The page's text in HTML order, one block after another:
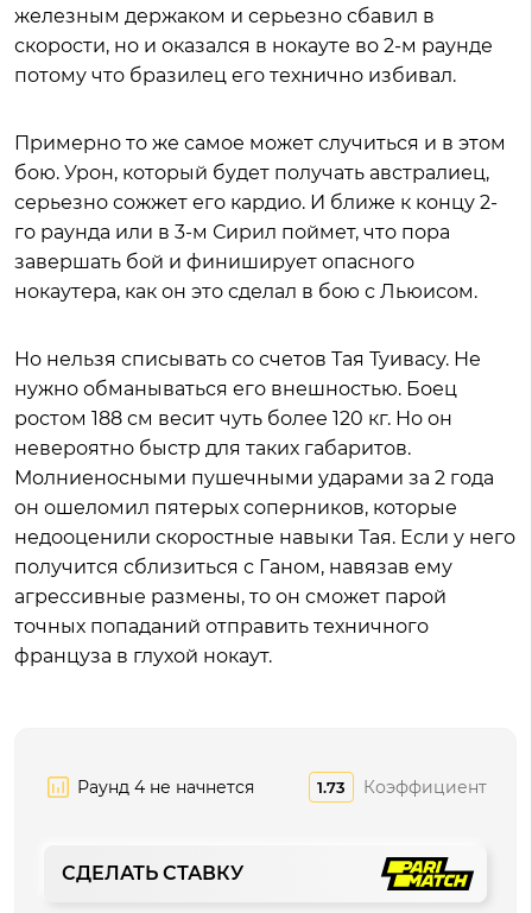
железным держаком и серьезно сбавил в
скорости, но и оказался в нокауте во 2-м раунде
потому что бразилец его технично избивал.
Примерно то же самое может случиться и в этом
бою. Урон, который будет получать австралиец,
серьезно сожжет его кардио. И ближе к концу 2-
го раунда или в 3-м Сирил поймет, что пора
завершать бой и финиширует опасного
нокаутера, как он это сделал в бою с Льюисом.
Но нельзя списывать со счетов Тая Туивасу. Не
нужно обманываться его внешностью. Боец
ростом 188 см весит чуть более 120 кг. Но он
невероятно быстр для таких габаритов.
Молниеносными пушечными ударами за 2 года
он ошеломил пятерых соперников, которые
недооценили скоростные навыки Тая. Если у него
получится сблизиться с Ганом, навязав ему
агрессивные размены, то он сможет парой
точных попаданий отправить техничного
француза в глухой нокаут.
Раунд 4 не начнется 1.73 Коэффициент
СДЕЛАТЬ СТАВКУ